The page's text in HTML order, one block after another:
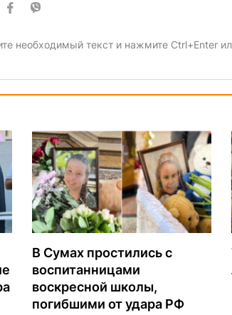
необходимый текст и нажмите Ctrl+Enter
В Сумах простились с
воспитанницами
воскресной школы,
погибшими от удара РФ